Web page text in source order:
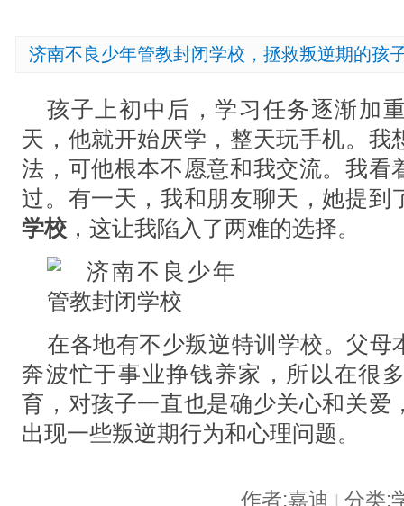
济南不良少年管教封闭学校，拯救叛逆期的孩
孩子上初中后，学习任务逐渐加
天，他就开始厌学，整天玩手机。我
法，可他根本不愿意和我交流。我看
过。有一天，我和朋友聊天，她提到
学校 ，这让我陷入了两难的选择。
在各地有不少叛逆特训学校。父母
奔波忙于事业挣钱养家，所以在很
育，对孩子一直也是确少关心和关爱
出现一些叛逆期行为和心理问题。
作者:嘉迪 | 分类: